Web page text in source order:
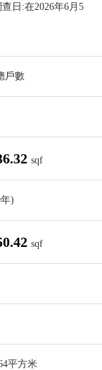
日:在2026年6月5
戶數
sqf
)
sqf
平方米